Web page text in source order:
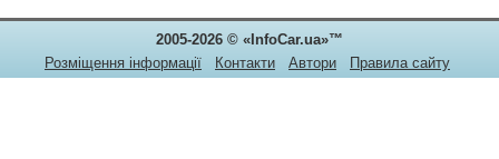
2005-2026 © «InfoCar.ua»™
Розміщення інформації
Контакти Автори
Правила сайту